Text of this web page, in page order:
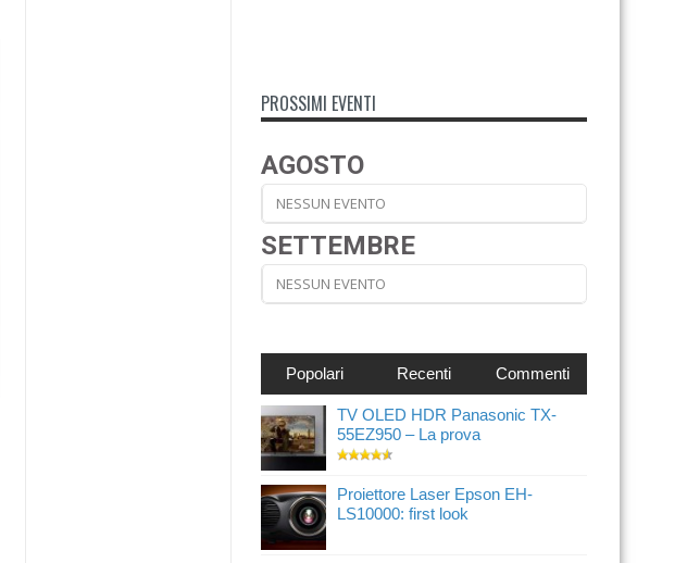
PROSSIMI EVENTI
AGOSTO
NESSUN EVENTO
SETTEMBRE
NESSUN EVENTO
Popolari Recenti Commenti
TV OLED HDR Panasonic TX-
55EZ950 – La prova
Proiettore Laser Epson EH-
LS10000: first look